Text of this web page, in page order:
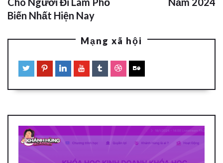
Biến Nhất Hiện Nay
Mạng xã hội